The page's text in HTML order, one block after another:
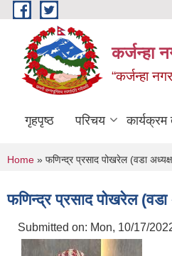
Skip to main content
कर्जन्हा
“कर्जन्हा
गृहपृष्ठ परिचय कार्यक्रम
You are here
Home » फणिन्द्र प्रसाद पोखरेल (वडा
फणिन्द्र प्रसाद पोखरेल
Submitted on: Mon, 10/17/